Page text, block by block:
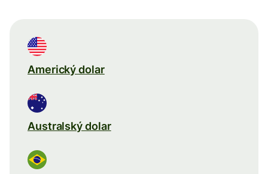
Americký dolar
Australský dolar